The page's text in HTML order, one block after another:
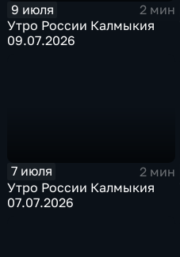
9 июля
2 мин
Утро России Калмыкия
09.07.2026
7 июля
2 мин
Утро России Калмыкия
07.07.2026